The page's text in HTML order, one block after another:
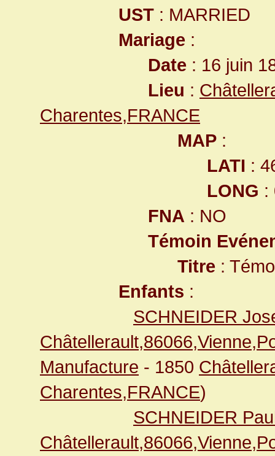
UST : MARRIED
Mariage :
Date : 16 juin
Lieu :
Charentes,FRANCE
MAP :
LATI :
LONG :
FNA : NO
Témoin
Titre :
Enfants :
SCHNEIDER
Manufacture - 1850
Charentes,FRANCE)
SCHNEIDER